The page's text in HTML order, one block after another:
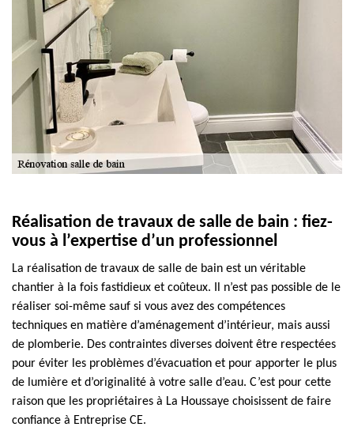
Réalisation de travaux de salle de bain : fiez-
vous à l’expertise d’un professionnel
La réalisation de travaux de salle de bain est un véritable
chantier à la fois fastidieux et coûteux. Il n’est pas possible de le
réaliser soi-même sauf si vous avez des compétences
techniques en matière d’aménagement d’intérieur, mais aussi
de plomberie. Des contraintes diverses doivent être respectées
pour éviter les problèmes d’évacuation et pour apporter le plus
de lumière et d’originalité à votre salle d’eau. C’est pour cette
raison que les propriétaires à La Houssaye choisissent de faire
confiance à Entreprise CE.